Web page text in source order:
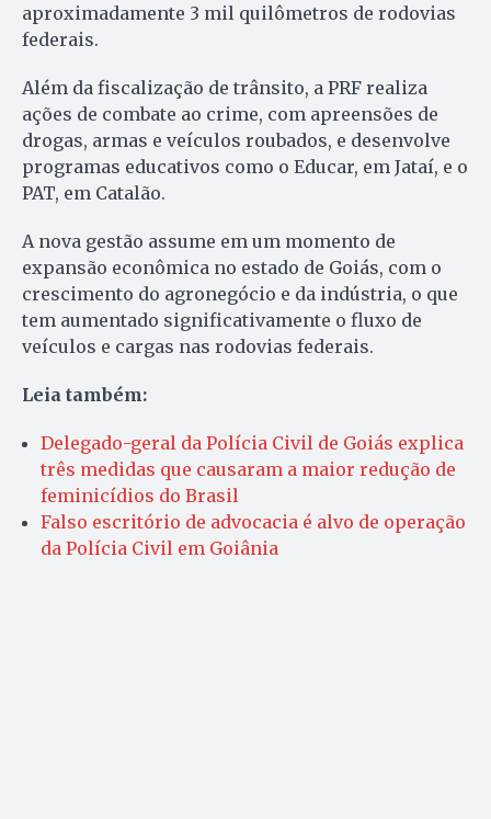
aproximadamente 3 mil quilômetros de rodovias
federais.
Além da fiscalização de trânsito, a PRF realiza
ações de combate ao crime, com apreensões de
drogas, armas e veículos roubados, e desenvolve
programas educativos como o Educar, em Jataí, e o
PAT, em Catalão.
A nova gestão assume em um momento de
expansão econômica no estado de Goiás, com o
crescimento do agronegócio e da indústria, o que
tem aumentado significativamente o fluxo de
veículos e cargas nas rodovias federais.
Leia também:
Delegado-geral da Polícia Civil de Goiás explica
três medidas que causaram a maior redução de
feminicídios do Brasil
Falso escritório de advocacia é alvo de operação
da Polícia Civil em Goiânia